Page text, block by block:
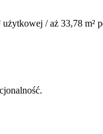
/ aż 33,78 m²